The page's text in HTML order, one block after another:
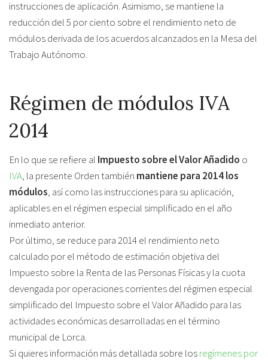
instrucciones de aplicación. Asimismo, se mantiene la
reducción del 5 por ciento sobre el rendimiento neto de
módulos derivada de los acuerdos alcanzados en la Mesa del
Trabajo Autónomo.
Régimen de módulos IVA
2014
En lo que se refiere al Impuesto sobre el Valor Añadido o
IVA, la presente Orden también mantiene para 2014 los
módulos, así como las instrucciones para su aplicación,
aplicables en el régimen especial simplificado en el año
inmediato anterior.
Por último, se reduce para 2014 el rendimiento neto
calculado por el método de estimación objetiva del
Impuesto sobre la Renta de las Personas Físicas y la cuota
devengada por operaciones corrientes del régimen especial
simplificado del Impuesto sobre el Valor Añadido para las
actividades económicas desarrolladas en el término
municipal de Lorca.
Si quieres información más detallada sobre losregímenes por